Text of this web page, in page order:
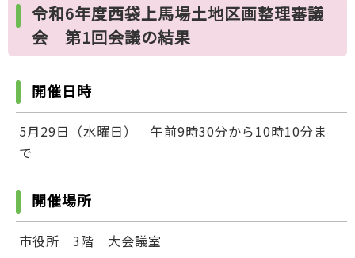
令和6年度西袋上馬場土地区画整理審議
会 第1回会議の結果
開催日時
5月29日（水曜日） 午前9時30分から10時10分ま
で
開催場所
市役所 3階 大会議室